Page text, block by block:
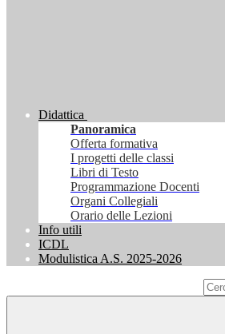
Didattica
Panoramica
Offerta formativa
I progetti delle classi
Libri di Testo
Programmazione Docenti
Organi Collegiali
Orario delle Lezioni
Info utili
ICDL
Modulistica A.S. 2025-2026